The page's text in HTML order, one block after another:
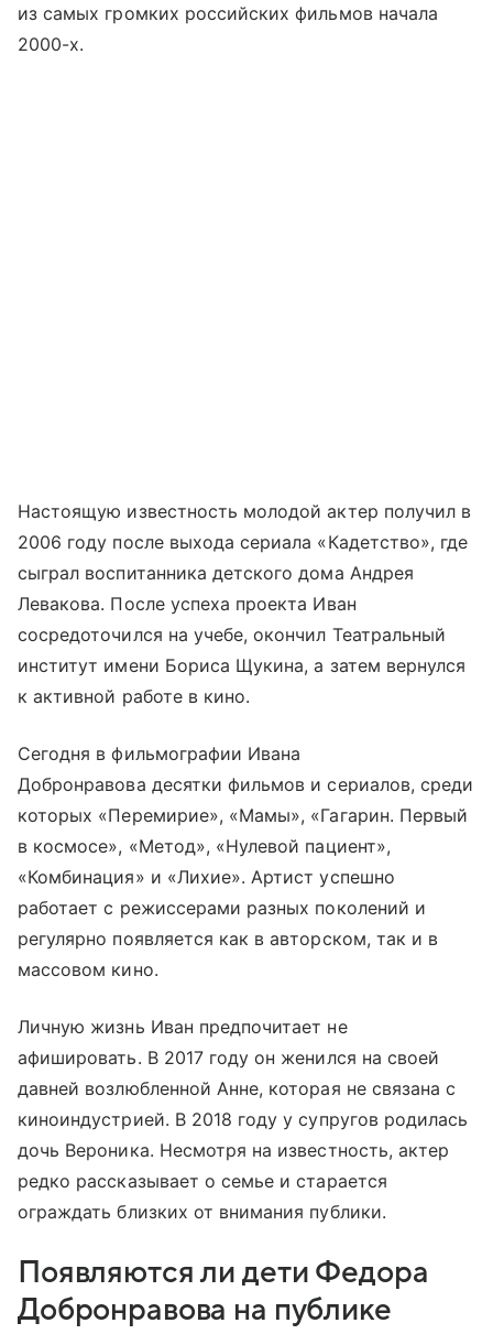
из самых громких российских фильмов начала
2000-х.
Настоящую известность молодой актер получил в
2006 году после выхода сериала «Кадетство», где
сыграл воспитанника детского дома Андрея
Левакова. После успеха проекта Иван
сосредоточился на учебе, окончил Театральный
институт имени Бориса Щукина, а затем вернулся
к активной работе в кино.
Сегодня в фильмографии Ивана
Добронравова десятки фильмов и сериалов, среди
которых «Перемирие», «Мамы», «Гагарин. Первый
в космосе», «Метод», «Нулевой пациент»,
«Комбинация» и «Лихие». Артист успешно
работает с режиссерами разных поколений и
регулярно появляется как в авторском, так и в
массовом кино.
Личную жизнь Иван предпочитает не
афишировать. В 2017 году он женился на своей
давней возлюбленной Анне, которая не связана с
киноиндустрией. В 2018 году у супругов родилась
дочь Вероника. Несмотря на известность, актер
редко рассказывает о семье и старается
ограждать близких от внимания публики.
Появляются ли дети Федора
Добронравова на публике